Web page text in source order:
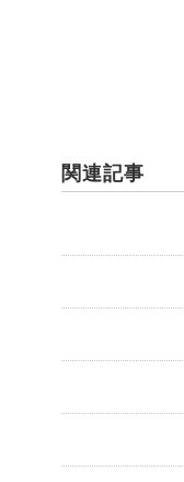
関連記事